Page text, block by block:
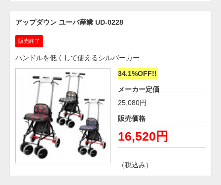
アップダウン ユーバ産業 UD-0228
販売終了
ハンドルを低くして使えるシルバーカー
34.1%OFF!!
メーカー定価
25,080円
販売価格
16,520円
（税込み）